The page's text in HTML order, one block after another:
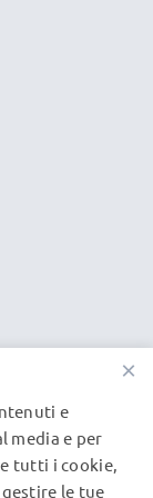
a
3 anni di
×
e
media e per
tutti i cookie,
le tue